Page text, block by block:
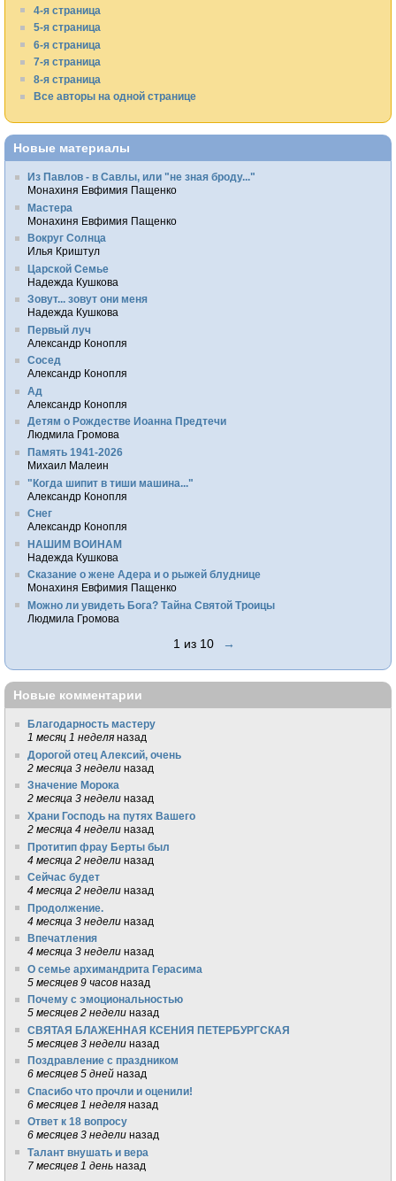
4-я страница
5-я страница
6-я страница
7-я страница
8-я страница
Все авторы на одной странице
Новые материалы
Из Павлов - в Савлы, или "не зная броду..."
Монахиня Евфимия Пащенко
Мастера
Монахиня Евфимия Пащенко
Вокруг Солнца
Илья Криштул
Царской Семье
Надежда Кушкова
Зовут... зовут они меня
Надежда Кушкова
Первый луч
Александр Конопля
Сосед
Александр Конопля
Ад
Александр Конопля
Детям о Рождестве Иоанна Предтечи
Людмила Громова
Память 1941-2026
Михаил Малеин
"Когда шипит в тиши машина..."
Александр Конопля
Снег
Александр Конопля
НАШИМ ВОИНАМ
Надежда Кушкова
Сказание о жене Адера и о рыжей блуднице
Монахиня Евфимия Пащенко
Можно ли увидеть Бога? Тайна Святой Троицы
Людмила Громова
1 из 10 →
Новые комментарии
Благодарность мастеру
1 месяц 1 неделя назад
Дорогой отец Алексий, очень
2 месяца 3 недели назад
Значение Морока
2 месяца 3 недели назад
Храни Господь на путях Вашего
2 месяца 4 недели назад
Протитип фрау Берты был
4 месяца 2 недели назад
Сейчас будет
4 месяца 2 недели назад
Продолжение.
4 месяца 3 недели назад
Впечатления
4 месяца 3 недели назад
О семье архимандрита Герасима
5 месяцев 9 часов назад
Почему с эмоциональностью
5 месяцев 2 недели назад
СВЯТАЯ БЛАЖЕННАЯ КСЕНИЯ ПЕТЕРБУРГСКАЯ
5 месяцев 3 недели назад
Поздравление с праздником
6 месяцев 5 дней назад
Спасибо что прочли и оценили!
6 месяцев 1 неделя назад
Ответ к 18 вопросу
6 месяцев 3 недели назад
Талант внушать и вера
7 месяцев 1 день назад